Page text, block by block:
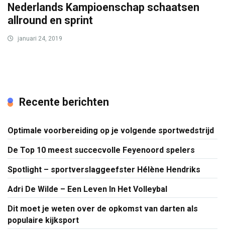
Nederlands Kampioenschap schaatsen
allround en sprint
januari 24, 2019
Recente berichten
Optimale voorbereiding op je volgende sportwedstrijd
De Top 10 meest succecvolle Feyenoord spelers
Spotlight – sportverslaggeefster Hélène Hendriks
Adri De Wilde – Een Leven In Het Volleybal
Dit moet je weten over de opkomst van darten als
populaire kijksport